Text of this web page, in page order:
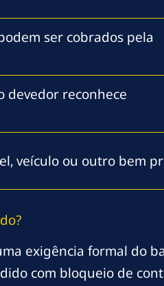
ser cobrados pela
devedor reconhece
veículo ou outro bem
exigência formal do
com bloqueio de